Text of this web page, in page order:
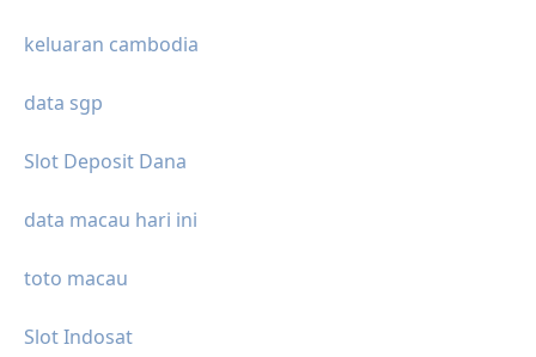
keluaran cambodia
data sgp
Slot Deposit Dana
data macau hari ini
toto macau
Slot Indosat